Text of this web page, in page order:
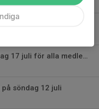
Skridskodisco nu på fredag 17 juli för alla medlemmar & lägerdeltagare
söndag 12 juli